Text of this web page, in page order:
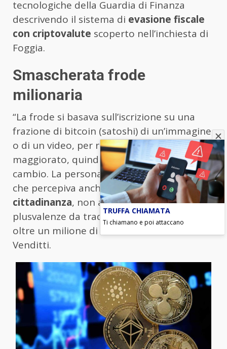
tecnologiche della Guardia di Finanza
descrivendo il sistema di evasione fiscale
con criptovalute scoperto nell’inchiesta di
Foggia.
Smascherata frode
milionaria
“La frode si basava sull’iscrizione su una
frazione di bitcoin (satoshi) di un’immagine,
o di un video, per rivenderla a prezzo
maggiorato, quindi ricevendo più satoshi in
cambio. La persona al centro delle indagini,
che percepiva anche il
reddito di
cittadinanza, non aveva dichiarato al fisco
plusvalenze da trading da criptovalute per
oltre un milione di euro”, ha dichiarato
Venditti.
TRUFFA CHIAMATA
Ti chiamano e poi attaccano